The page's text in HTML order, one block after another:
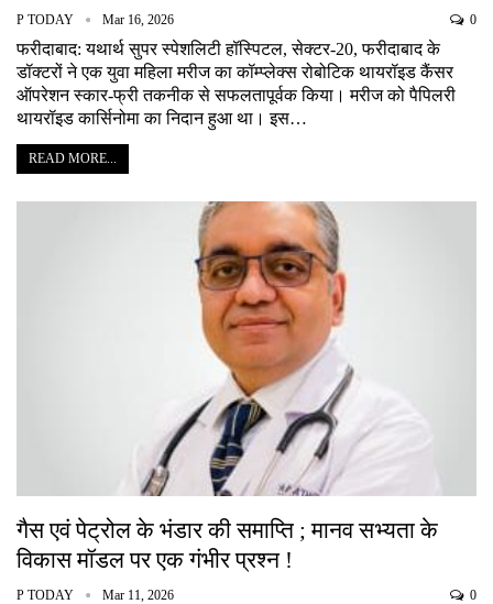
P TODAY Mar 16, 2026 0
फरीदाबाद: यथार्थ सुपर स्पेशलिटी हॉस्पिटल, सेक्टर-20, फरीदाबाद के
डॉक्टरों ने एक युवा महिला मरीज का कॉम्प्लेक्स रोबोटिक थायरॉइड कैंसर
ऑपरेशन स्कार-फ्री तकनीक से सफलतापूर्वक किया। मरीज को पैपिलरी
थायरॉइड कार्सिनोमा का निदान हुआ था। इस…
READ MORE...
गैस एवं पेट्रोल के भंडार की समाप्ति ; मानव सभ्यता के
विकास मॉडल पर एक गंभीर प्रश्न !
P TODAY Mar 11, 2026 0